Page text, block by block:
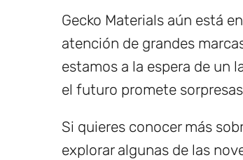
Gecko Materials aún está
atención de grandes
estamos a la espera de un
el futuro promete
Si quieres conocer más
explorar algunas de las